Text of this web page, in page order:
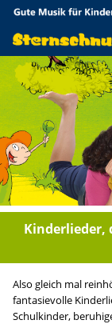
Sternschnuppe
Kinderlieder,
Also gleich mal
fantasievolle
Schulkinder,